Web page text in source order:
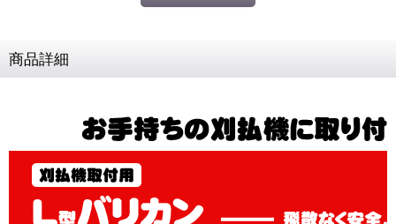
商品詳細